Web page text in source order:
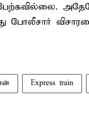
போலீசார்
Express train